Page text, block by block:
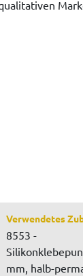
Verwendetes
8553 -
mm, halb-